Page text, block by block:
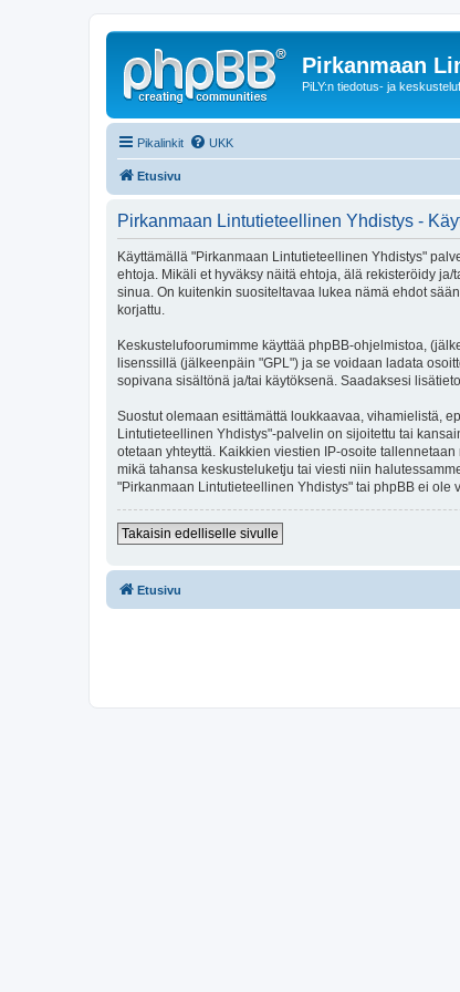
Pirkanmaan
PiLY:n tiedotus- ja
Pikalinkit UKK
Etusivu
Pirkanmaan Lintutieteellinen Yhdistys -
Käyttämällä "Pirkanmaan Lintutieteellinen Yhdistys"
ehtoja. Mikäli et hyväksy näitä ehtoja, älä rekisteröidy
sinua. On kuitenkin suositeltavaa lukea nämä ehdot
korjattu.
Keskustelufoorumimme käyttää phpBB-ohjelmistoa,
lisenssillä (jälkeenpäin "GPL") ja se voidaan ladata
sopivana sisältönä ja/tai käytöksenä. Saadaksesi
Suostut olemaan esittämättä loukkaavaa, vihamielistä,
Lintutieteellinen Yhdistys"-palvelin on sijoitettu tai
otetaan yhteyttä. Kaikkien viestien IP-osoite
mikä tahansa keskusteluketju tai viesti niin
"Pirkanmaan Lintutieteellinen Yhdistys" tai phpBB ei
Takaisin edelliselle sivulle
Etusivu